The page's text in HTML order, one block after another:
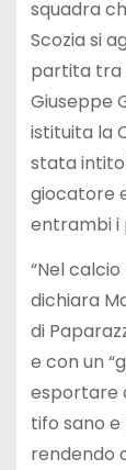
squadra
Scozia si
partita tra
Giuseppe
istituita la
stata
giocatore
entrambi i
“Nel
dichiara
di
e con un
esportare
tifo sano
rendendo